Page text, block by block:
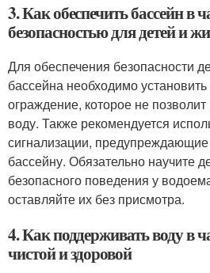
3. Как обеспечить бассейн в
безопасностью для детей и
Для обеспечения безопасности
бассейна необходимо
ограждение, которое не
воду. Также рекомендуется
сигнализации,
бассейну. Обязательно научите
безопасного поведения у
оставляйте их без присмотра.
4. Как поддерживать воду в
чистой и здоровой